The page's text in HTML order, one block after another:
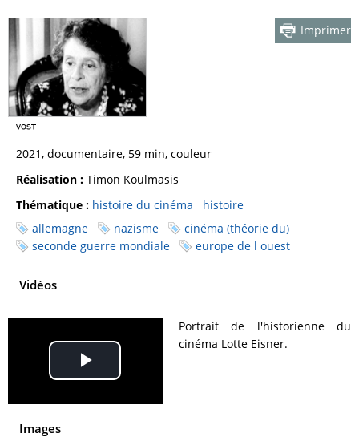
Imprimer
2021, documentaire, 59 min, couleur
Réalisation : Timon Koulmasis
Thématique : histoire du cinéma
histoire
allemagne
nazisme
cinéma (théorie du)
seconde guerre mondiale
europe de l ouest
Vidéos
Play
Video
Portrait de l'historienne du
cinéma Lotte Eisner.
Images